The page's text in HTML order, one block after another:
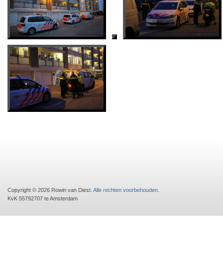
Copyright © 2026 Rowin van Diest. Alle rechten voorbehouden
KvK 55792707 te Amsterdam